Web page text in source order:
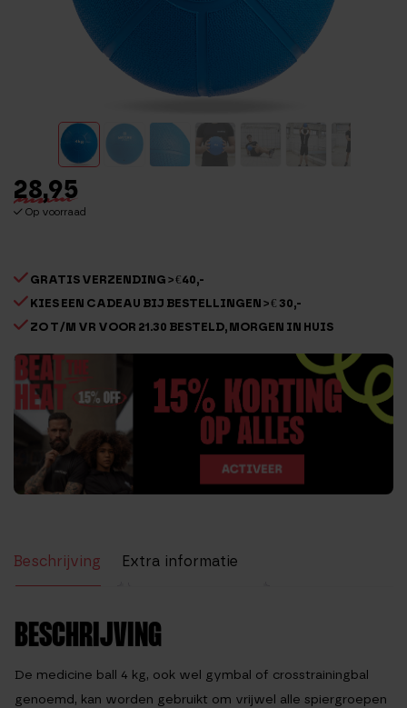
28,95
Op voorraad
GRATIS VERZENDING > €40,-
KIES EEN CADEAU BIJ BESTELLINGEN > € 30,-
ZO T/M VR VOOR 21.30 BESTELD, MORGEN IN HUIS
Beschrijving
Extra informatie
BESCHRIJVING
De medicine ball 4 kg, ook wel gymbal of crosstrainingbal
genoemd, kan worden gebruikt om vrijwel alle spiergroepen